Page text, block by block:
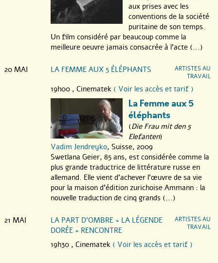
aux prises avec les
conventions de la société
puritaine de son temps.
Un film considéré par beaucoup comme la
meilleure oeuvre jamais consacrée à l’acte (...)
20 MAI LA FEMME AUX 5 ÉLÉPHANTS
ARTISTES AU
TRAVAIL
19h00 , Cinematek ( Voir les accès et tarif )
La Femme aux 5
éléphants
(Die Frau mit den 5
Elefanten)
Vadim Jendreyko, Suisse, 2009
Swetlana Geier, 85 ans, est considérée comme la
plus grande traductrice de littérature russe en
allemand. Elle vient d’achever l’œuvre de sa vie
pour la maison d’édition zurichoise Ammann : la
nouvelle traduction de cinq grands (...)
21 MAI
LA PART D’OMBRE + LA LÉGENDE
DORÉE + RENCONTRE
ARTISTES AU
TRAVAIL
19h30 , Cinematek ( Voir les accès et tarif )